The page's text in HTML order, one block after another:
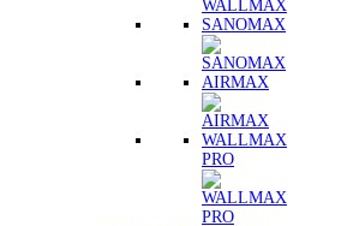
SANOMAX
AIRMAX
WALLMAX
PRO